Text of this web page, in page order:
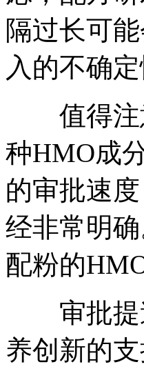
隔过长可
入的不确定
值得注意
种HMO成
的审批速
经非常明
配粉的
审批提速
养创新的